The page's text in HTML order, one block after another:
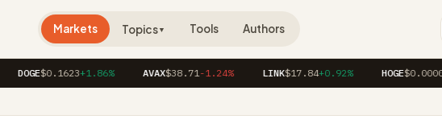
Markets Topics▼ Tools Authors
$0.1623 +1.86% $38.71-1.24% $17.84+0.92% $0.00004120